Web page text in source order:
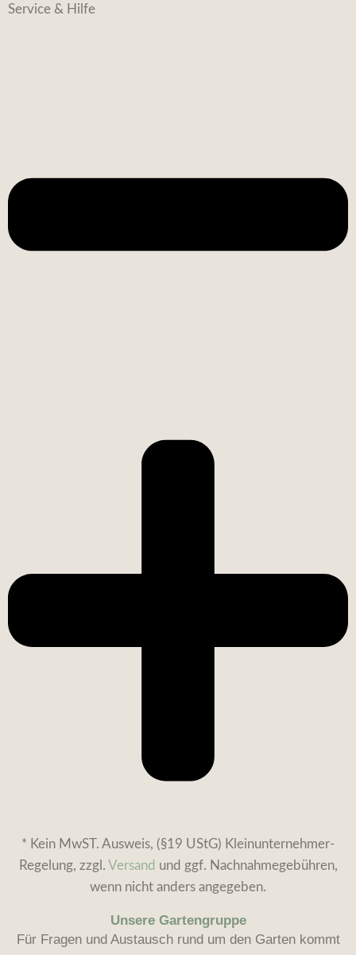
Service & Hilfe
* Kein MwST. Ausweis, (§19 UStG) Kleinunternehmer-
Regelung, zzgl. Versand und ggf. Nachnahmegebühren,
wenn nicht anders angegeben.
Unsere Gartengruppe
Für Fragen und Austausch rund um den Garten kommt